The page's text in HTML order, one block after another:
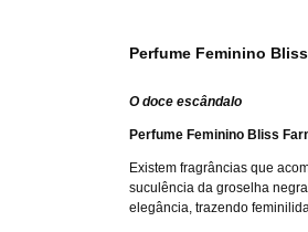
Perfume Feminino
O doce escândalo
Perfume Feminino Bliss
Existem fragrâncias que
suculência da groselha
elegância, trazendo